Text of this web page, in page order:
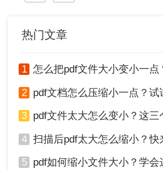
热门文章
1 怎么把pdf文件大小变小一点？四种
2 pdf文档怎么压缩小一点？试
3 pdf文件太大怎么变小？这三个
4 扫描后pdf太大怎么缩小？快来
5 pdf如何缩小文件大小？学会